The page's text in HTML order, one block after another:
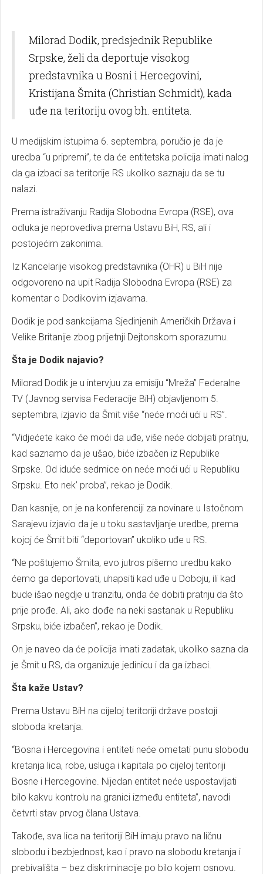
Milorad Dodik, predsjednik Republike
Srpske, želi da deportuje visokog
predstavnika u Bosni i Hercegovini,
Kristijana Šmita (Christian Schmidt), kada
uđe na teritoriju ovog bh. entiteta.
U medijskim istupima 6. septembra, poručio je da je
uredba “u pripremi”, te da će entitetska policija imati nalog
da ga izbaci sa teritorije RS ukoliko saznaju da se tu
nalazi.
Prema istraživanju Radija Slobodna Evropa (RSE), ova
odluka je neprovediva prema Ustavu BiH, RS, ali i
postojećim zakonima.
Iz Kancelarije visokog predstavnika (OHR) u BiH nije
odgovoreno na upit Radija Slobodna Evropa (RSE) za
komentar o Dodikovim izjavama.
Dodik je pod sankcijama Sjedinjenih Američkih Država i
Velike Britanije zbog prijetnji Dejtonskom sporazumu.
Šta je Dodik najavio?
Milorad Dodik je u intervjuu za emisiju “Mreža” Federalne
TV (Javnog servisa Federacije BiH) objavljenom 5.
septembra, izjavio da Šmit više “neće moći ući u RS”.
“Vidjećete kako će moći da uđe, više neće dobijati pratnju,
kad saznamo da je ušao, biće izbačen iz Republike
Srpske. Od iduće sedmice on neće moći ući u Republiku
Srpsku. Eto nek’ proba”, rekao je Dodik.
Dan kasnije, on je na konferenciji za novinare u Istočnom
Sarajevu izjavio da je u toku sastavljanje uredbe, prema
kojoj će Šmit biti “deportovan” ukoliko uđe u RS.
“Ne poštujemo Šmita, evo jutros pišemo uredbu kako
ćemo ga deportovati, uhapsiti kad uđe u Doboju, ili kad
bude išao negdje u tranzitu, onda će dobiti pratnju da što
prije prođe. Ali, ako dođe na neki sastanak u Republiku
Srpsku, biće izbačen”, rekao je Dodik.
On je naveo da će policija imati zadatak, ukoliko sazna da
je Šmit u RS, da organizuje jedinicu i da ga izbaci.
Šta kaže Ustav?
Prema Ustavu BiH na cijeloj teritoriji države postoji
sloboda kretanja.
“Bosna i Hercegovina i entiteti neće ometati punu slobodu
kretanja lica, robe, usluga i kapitala po cijeloj teritoriji
Bosne i Hercegovine. Nijedan entitet neće uspostavljati
bilo kakvu kontrolu na granici između entiteta”, navodi
četvrti stav prvog člana Ustava.
Takođe, sva lica na teritoriji BiH imaju pravo na ličnu
slobodu i bezbjednost, kao i pravo na slobodu kretanja i
prebivališta – bez diskriminacije po bilo kojem osnovu.